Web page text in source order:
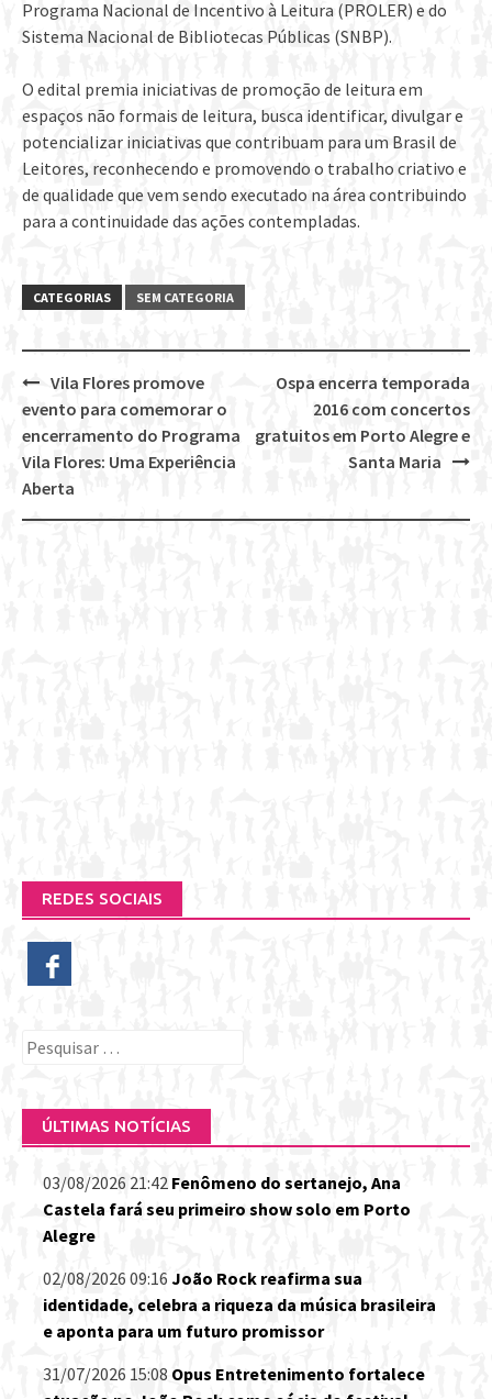
Programa Nacional de Incentivo à Leitura (PROLER) e do
Sistema Nacional de Bibliotecas Públicas (SNBP).
O edital premia iniciativas de promoção de leitura em
espaços não formais de leitura, busca identificar, divulgar e
potencializar iniciativas que contribuam para um Brasil de
Leitores, reconhecendo e promovendo o trabalho criativo e
de qualidade que vem sendo executado na área contribuindo
para a continuidade das ações contempladas.
CATEGORIAS SEM CATEGORIA
Post
navigation
Ospa encerra temporada
2016 com concertos
gratuitos em Porto Alegre e
Santa Maria
Vila Flores promove
evento para comemorar o
encerramento do Programa
Vila Flores: Uma Experiência
Aberta
REDES SOCIAIS
Pesquisar
ÚLTIMAS NOTÍCIAS
03/08/2026 21:42 Fenômeno do sertanejo, Ana
Castela fará seu primeiro show solo em Porto
Alegre
02/08/2026 09:16 João Rock reafirma sua
identidade, celebra a riqueza da música brasileira
e aponta para um futuro promissor
31/07/2026 15:08 Opus Entretenimento fortalece